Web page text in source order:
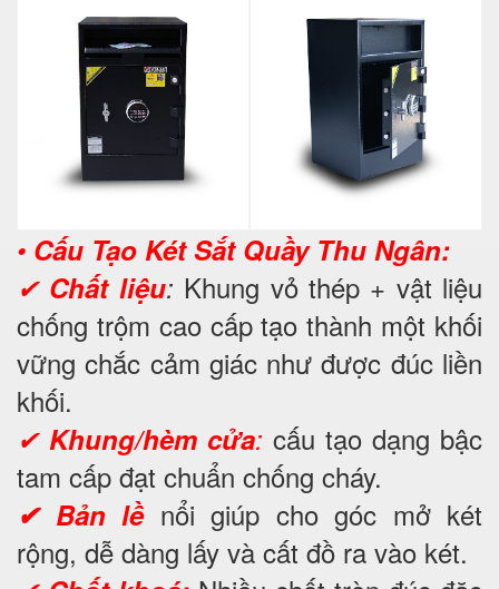
• Cấu Tạo Két Sắt Quầy Thu Ngân:
✔ Chất liệu: Khung vỏ thép + vật liệu
chống trộm cao cấp tạo thành một khối
vững chắc cảm giác như được đúc liền
khối.
✔Khung/hèm cửa: cấu tạo dạng bậc
tam cấp đạt chuẩn chống cháy.
✔ Bản lềnổi giúp cho góc mở két
rộng, dễ dàng lấy và cất đồ ra vào két.